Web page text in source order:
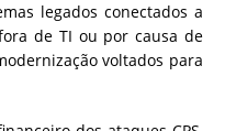
legados conectados a
de TI ou por causa de
voltados para